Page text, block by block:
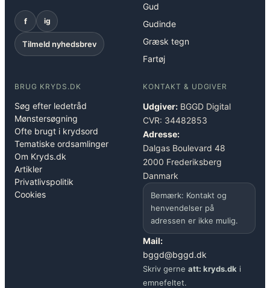
f ig
Tilmeld nyhedsbrev
Gud
Gudinde
Græsk tegn
Fartøj
BRUG KRYDS.DK
Søg efter ledetråd
Mønstersøgning
Ofte brugt i krydsord
Tematiske ordsamlinger
Om Kryds.dk
Artikler
Privatlivspolitik
Cookies
KONTAKT & UDGIVER
Udgiver: BGGD Digital
CVR: 34482853
Adresse:
Dalgas Boulevard 48
2000 Frederiksberg
Danmark
Bemærk: Kontakt og
henvendelser på
adressen er ikke mulig.
Mail:
bggd@bggd.dk
Skriv gerne att: kryds.dk i
emnefeltet.